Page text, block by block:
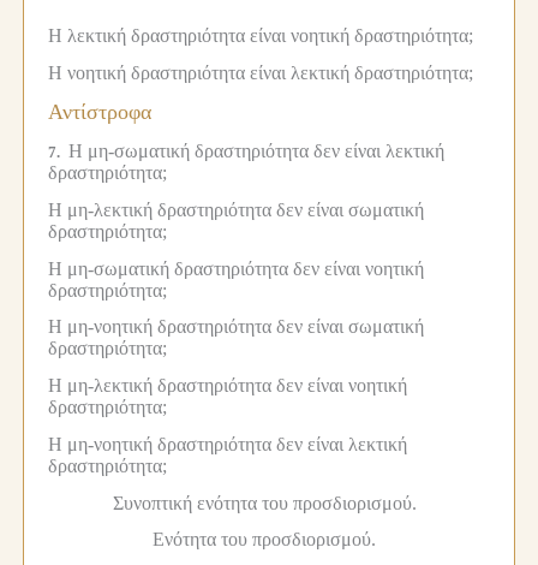
Η λεκτική δραστηριότητα είναι νοητική δραστηριότητα;
Η νοητική δραστηριότητα είναι λεκτική δραστηριότητα;
Αντίστροφα
7. Η μη-σωματική δραστηριότητα δεν είναι λεκτική
δραστηριότητα;
Η μη-λεκτική δραστηριότητα δεν είναι σωματική
δραστηριότητα;
Η μη-σωματική δραστηριότητα δεν είναι νοητική
δραστηριότητα;
Η μη-νοητική δραστηριότητα δεν είναι σωματική
δραστηριότητα;
Η μη-λεκτική δραστηριότητα δεν είναι νοητική
δραστηριότητα;
Η μη-νοητική δραστηριότητα δεν είναι λεκτική
δραστηριότητα;
Συνοπτική ενότητα του προσδιορισμού.
Ενότητα του προσδιορισμού.